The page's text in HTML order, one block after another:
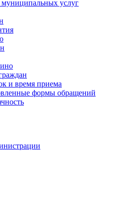
муниципальных услуг
и время приема
формы обращений